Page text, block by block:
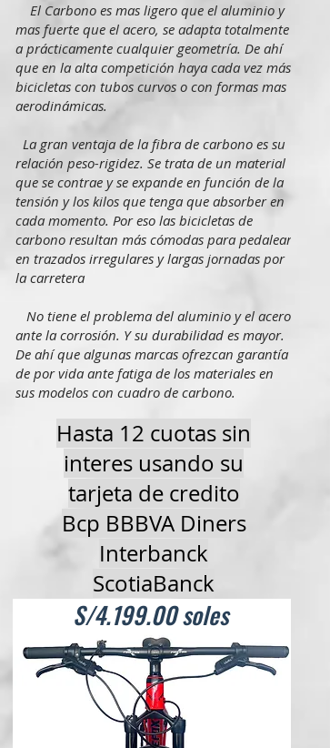
El Carbono es mas ligero que el aluminio y
mas fuerte que el acero, se adapta totalmente
a prácticamente cualquier geometría. De ahí
que en la alta competición haya cada vez más
bicicletas con tubos curvos o con formas mas
aerodinámicas.
La gran ventaja de la fibra de carbono es su
relación peso-rigidez. Se trata de un material
que se contrae y se expande en función de la
tensión y los kilos que tenga que absorber en
cada momento. Por eso las bicicletas de
carbono resultan más cómodas para pedalear
en trazados irregulares y largas jornadas por
la carretera
No tiene el problema del aluminio y el acero
ante la corrosión. Y su durabilidad es mayor.
De ahí que algunas marcas ofrezcan garantía
de por vida ante fatiga de los materiales en
sus modelos con cuadro de carbono.
Hasta 12 cuotas sin
interes usando su
tarjeta de credito
Bcp BBBVA Diners
Interbanck
ScotiaBanck
S/4.199.00 soles